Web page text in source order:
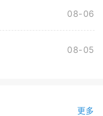
08-06
08-05
更多